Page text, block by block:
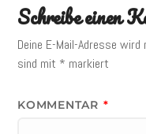
Schreibe einen
Deine E-Mail-Adresse
sind mit * markiert
KOMMENTAR *